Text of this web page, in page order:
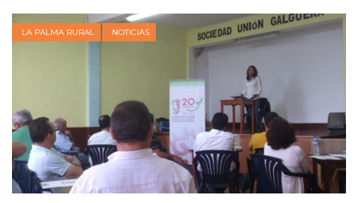
LA PALMA RURAL NOTICIAS